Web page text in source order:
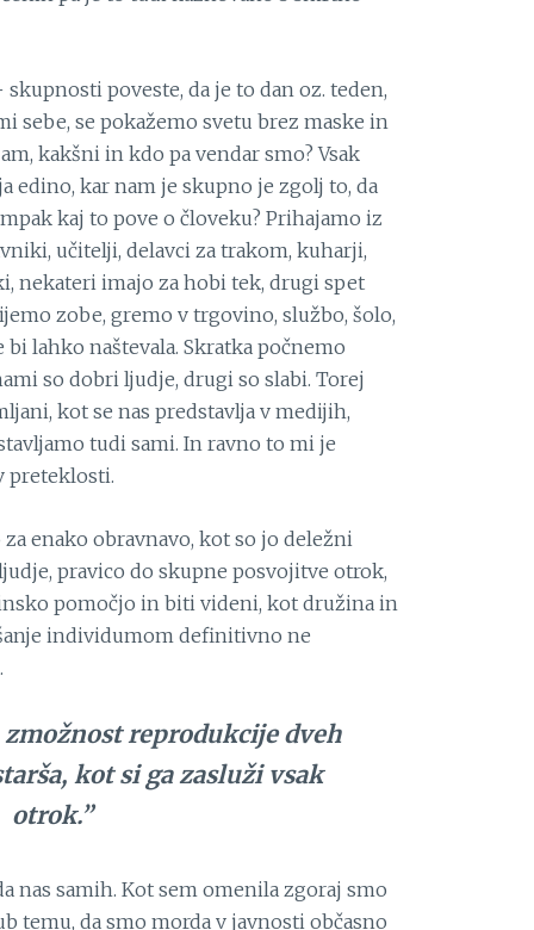
poveste, da je to dan oz. teden,
sebe, se pokažemo svetu brez maske in
kakšni in kdo pa vendar smo? Vsak
edino, kar nam je skupno je zgolj to, da
kaj to pove o človeku? Prihajamo iz
učitelji, delavci za trakom, kuharji,
nekateri imajo za hobi tek, drugi spet
zobe, gremo v trgovino, službo, šolo,
lahko naštevala. Skratka počnemo
so dobri ljudje, drugi so slabi. Torej
kot se nas predstavlja v medijih,
tudi sami. In ravno to mi je
preteklosti.
enako obravnavo, kot so jo deležni
pravico do skupne posvojitve otrok,
pomočjo in biti videni, kot družina in
individumom definitivno ne
zmožnost reprodukcije dveh
kot si ga zasluži vsak
otrok.”
nas samih. Kot sem omenila zgoraj smo
temu, da smo morda v javnosti občasno